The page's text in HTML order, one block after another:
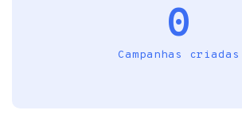
0
Campanhas criadas